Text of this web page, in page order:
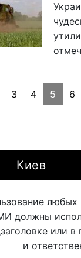
3 4 5 6
Киев
любых
должны
или
и